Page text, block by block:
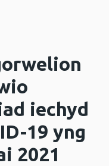
iechyd
19 yng
2021